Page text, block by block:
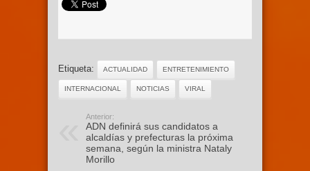
Etiqueta: ACTUALIDAD ENTRETENIMIENTO
INTERNACIONAL NOTICIAS VIRAL
Anterior:
ADN definirá sus candidatos a
alcaldías y prefecturas la próxima
semana, según la ministra Nataly
Morillo